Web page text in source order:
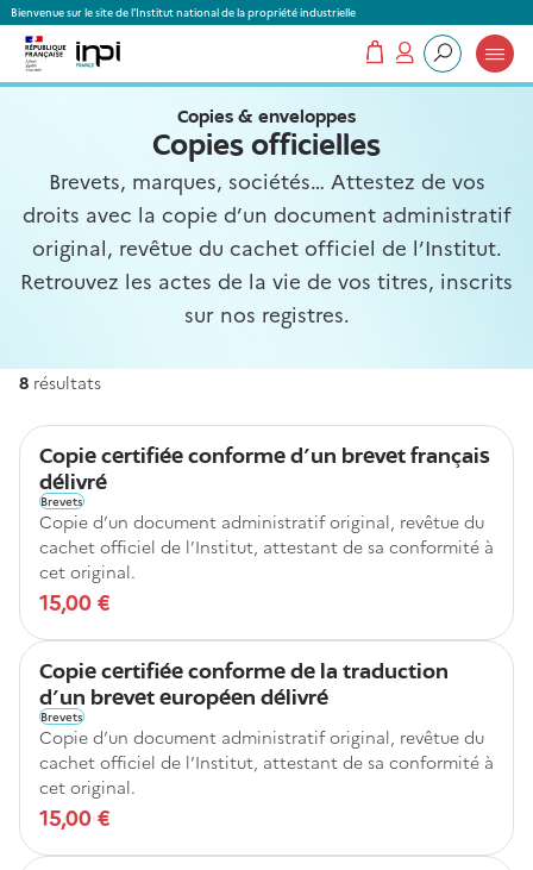
Bienvenue sur le site de l'Institut national de la propriété industrielle
Que recherchez-vous ?
Mon compte
Mon panier
Copies & enveloppes
Copies officielles
Brevets, marques, sociétés… Attestez de vos
droits avec la copie d’un document administratif
original, revêtue du cachet officiel de l’Institut.
Retrouvez les actes de la vie de vos titres, inscrits
sur nos registres.
8
8 résultats
Copie certifiée conforme d'un brevet français
délivré
Brevets
Copie d’un document administratif original, revêtue du
cachet officiel de l’Institut, attestant de sa conformité à
cet original.
15,00 €
Copie certifiée conforme de la traduction
d'un brevet européen délivré
Brevets
Copie d’un document administratif original, revêtue du
cachet officiel de l’Institut, attestant de sa conformité à
cet original.
15,00 €
Panneau de gestion des cookies